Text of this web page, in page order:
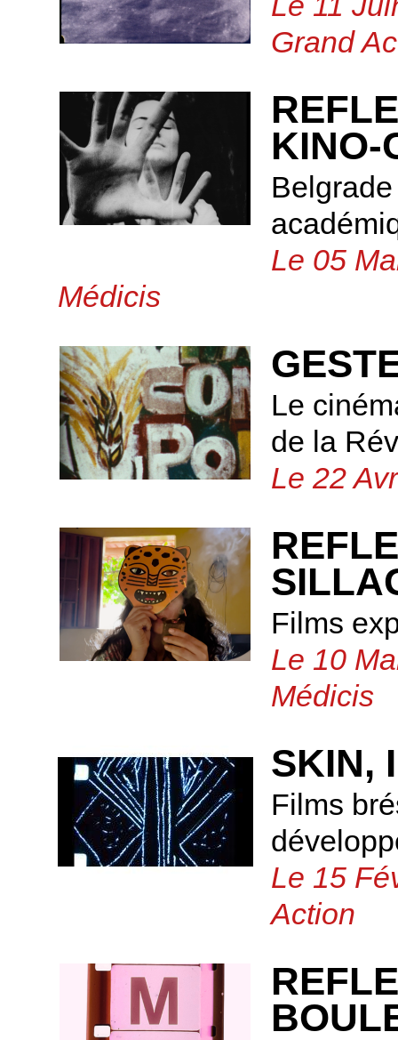
Grand
KINO-
Le 05
Médicis
Le
de la
Le 22
Films
Le 10
Médicis
SKIN,
Films
Le 15
Action